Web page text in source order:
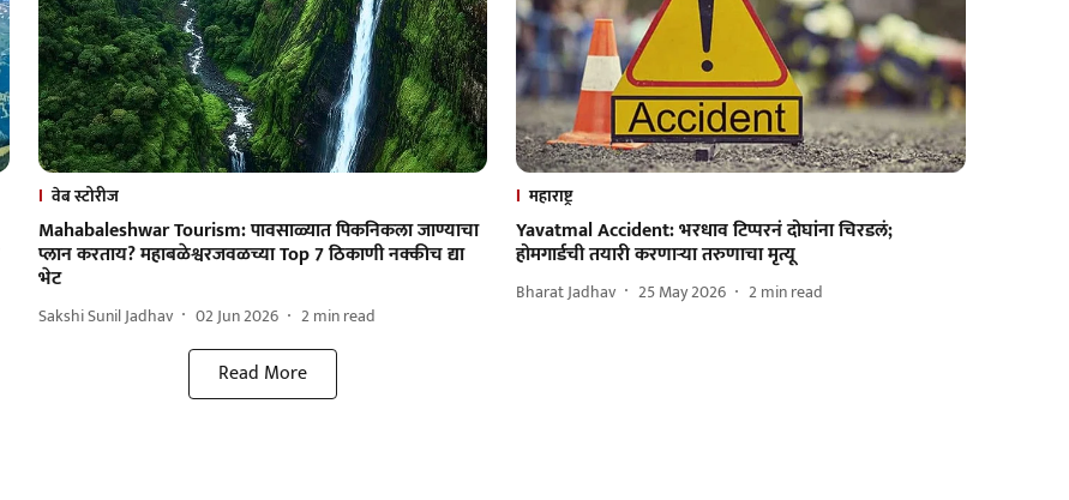
वेब स्टोरीज
Mahabaleshwar Tourism: पावसाळ्यात पिकनिकला जाण्याचा
प्लान करताय? महाबळेश्वरजवळच्या Top 7 ठिकाणी नक्कीच द्या
भेट
Sakshi Sunil Jadhav 02 Jun 2026 2min read
महाराष्ट्र
Yavatmal Accident: भरधाव टिप्परनं दोघांना चिरडलं;
होमगार्डची तयारी करणाऱ्या तरुणाचा मृत्यू
Bharat Jadhav 25 May 2026 2min read
Read More